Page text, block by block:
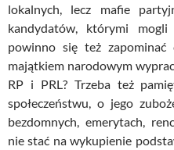
lokalnych, lecz mafie
kandydatów, którymi
powinno się też
majątkiem narodowym
RP i PRL? Trzeba też
społeczeństwu, o jego
bezdomnych, emerytach,
nie stać na wykupienie